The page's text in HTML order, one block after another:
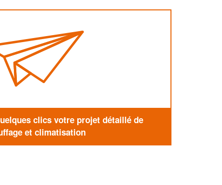
clics votre projet détaillé de
et climatisation